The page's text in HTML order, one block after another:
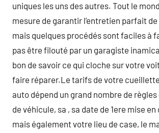
uniques les uns des autres. Tout le
mesure de garantir l’entretien parfait
mais quelques procédés sont faciles à
pas être filouté par un garagiste
bon de savoir ce qui cloche sur votre
faire réparer.Le tarifs de votre cueillette
auto dépend un grand nombre de
de véhicule, sa , sa date de 1ere mise
mais également votre lieu de case, le